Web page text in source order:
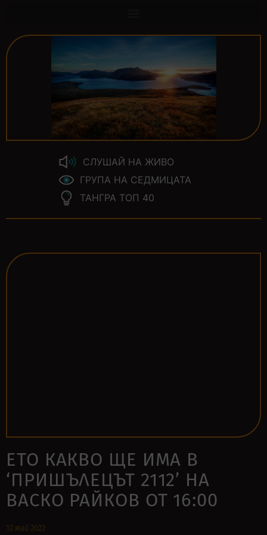
СЛУШАЙ НА ЖИВО
ГРУПА НА СЕДМИЦАТА
ТАНГРА ТОП 40
ЕТО КАКВО ЩЕ ИМА В
‘ПРИШЪЛЕЦЪТ 2112’ НА
ВАСКО РАЙКОВ ОТ 16:00
12 май 2022